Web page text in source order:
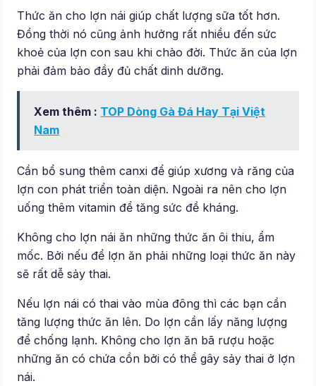
Thức ăn cho lợn nái giúp chất lượng sữa tốt hơn.
Đồng thời nó cũng ảnh hưởng rất nhiều đến sức
khoẻ của lợn con sau khi chào đời. Thức ăn của lợn
phải đảm bảo đầy đủ chất dinh dưỡng.
Xem thêm : TOP Dòng Gà Đá Hay Tại Việt
Nam
Cần bổ sung thêm canxi để giúp xương và răng của
lợn con phát triển toàn diện. Ngoài ra nên cho lợn
uống thêm vitamin để tăng sức đề kháng.
Không cho lợn nái ăn những thức ăn ôi thiu, ẩm
mốc. Bởi nếu để lợn ăn phải những loại thức ăn này
sẽ rất dễ sảy thai.
Nếu lợn nái có thai vào mùa đông thì các bạn cần
tăng lượng thức ăn lên. Do lợn cần lấy năng lượng
để chống lạnh. Không cho lợn ăn bã rượu hoặc
những ăn có chứa cồn bởi có thể gây sảy thai ở lợn
nái.